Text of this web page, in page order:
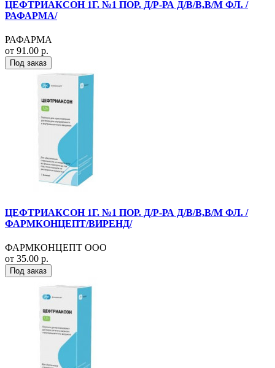
ЦЕФТРИАКСОН 1Г. №1 ПОР. Д/Р-РА Д/В/В,В/М ФЛ. /
РАФАРМА/
РАФАРМА
от 91.00 р.
Под заказ
ЦЕФТРИАКСОН 1Г. №1 ПОР. Д/Р-РА Д/В/В,В/М ФЛ. /
ФАРМКОНЦЕПТ/ВИРЕНД/
ФАРМКОНЦЕПТ ООО
от 35.00 р.
Под заказ